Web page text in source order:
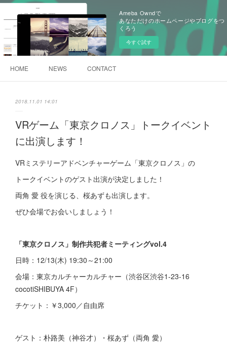
Ameba Owndで
あなただけのホームページやブログをつ
くろう
今すぐ試す
HOME NEWS CONTACT
2018.11.01 14:01
VRゲーム「東京クロノス」トークイベント
に出演します！
VRミステリーアドベンチャーゲーム「東京クロノス」の
トークイベントのゲスト出演が決定しました！
両角 愛 役を演じる、桜あずも出演します。
ぜひ会場でお会いしましょう！
「東京クロノス」制作共犯者ミーティングvol.4
日時：12/13(木) 19:30～21:00
会場：東京カルチャーカルチャー（渋谷区渋谷1-23-16
cocotiSHIBUYA 4F）
チケット：￥3,000／自由席
ゲスト：朴路美（神谷才）・桜あず（両角 愛）